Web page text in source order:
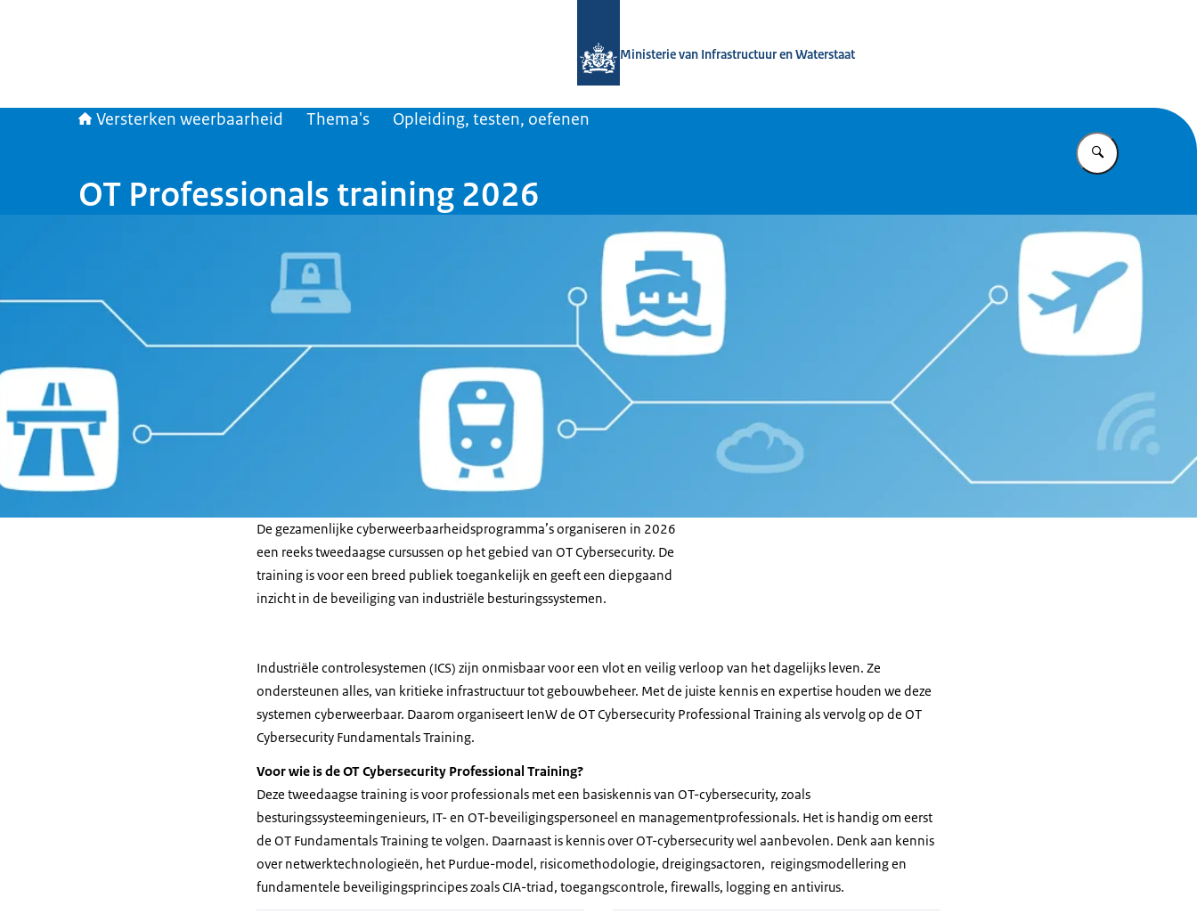
Ministerie van Infrastructuur en Waterstaat
Versterken weerbaarheid Thema's Opleiding, testen, oefenen
Vul in wat u
OT Professionals training 2026
De gezamenlijke cyberweerbaarheidsprogramma’s organiseren in 2026
een reeks tweedaagse cursussen op het gebied van OT Cybersecurity. De
training is voor een breed publiek toegankelijk en geeft een diepgaand
inzicht in de beveiliging van industriële besturingssystemen.
Industriële controlesystemen (ICS) zijn onmisbaar voor een vlot en veilig verloop van het dagelijks leven. Ze
ondersteunen alles, van kritieke infrastructuur tot gebouwbeheer. Met de juiste kennis en expertise houden we deze
systemen cyberweerbaar. Daarom organiseert IenW de OT Cybersecurity Professional Training als vervolg op de OT
Cybersecurity Fundamentals Training.
Voor wie is de OT Cybersecurity Professional Training?
Deze tweedaagse training is voor professionals met een basiskennis van OT-cybersecurity, zoals
besturingssysteemingenieurs, IT- en OT-beveiligingspersoneel en managementprofessionals. Het is handig om eerst
de OT Fundamentals Training te volgen. Daarnaast is kennis over OT-cybersecurity wel aanbevolen. Denk aan kennis
over netwerktechnologieën, het Purdue-model, risicomethodologie, dreigingsactoren, reigingsmodellering en
fundamentele beveiligingsprincipes zoals CIA-triad, toegangscontrole, firewalls, logging en antivirus.